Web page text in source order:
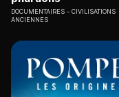
DOCUMENTAIRES
CIVILISATIONS
ANCIENNES